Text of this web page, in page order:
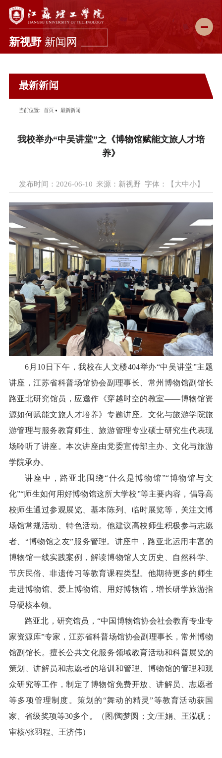
学校要闻
综合新闻
媒体理工
图说校园
理工影像
校报在线
融媒矩阵
学校主页 宣传部主页
最新新闻
当前位置： 首页 最新新闻
我校举办“中吴讲堂”之《博物馆赋能文旅人才培
养》
发布时间：2026-06-10 来源：新视野 字体：【 大中小】
6月10日下午，我校在人文楼404举办“中吴讲堂”主题
讲座，江苏省科普场馆协会副理事长、常州博物馆副馆长
路亚北研究馆员，应邀作《穿越时空的教室——博物馆资
源如何赋能文旅人才培养》专题讲座。文化与旅游学院旅
游管理与服务教育师生、旅游管理专业硕士研究生代表现
场聆听了讲座。本次讲座由党委宣传部主办、文化与旅游
学院承办。
讲座中，路亚北围绕“什么是博物馆”“博物馆与文
化”“师生如何用好博物馆这所大学校”等主要内容，倡导高
校师生通过参观展览、基本陈列、临时展览等，关注文博
场馆常规活动、特色活动。他建议高校师生积极参与志愿
者、“博物馆之友”服务管理。讲座中，路亚北运用丰富的
博物馆一线实践案例，解读博物馆人文历史、自然科学、
节庆民俗、非遗传习等教育课程类型。他期待更多的师生
走进博物馆、爱上博物馆、用好博物馆，增长研学旅游指
导硬核本领。
路亚北，研究馆员，“中国博物馆协会社会教育专业专
家资源库”专家，江苏省科普场馆协会副理事长，常州博物
馆副馆长。擅长公共文化服务领域教育活动和科普展览的
策划、讲解员和志愿者的培训和管理、博物馆的管理和观
众研究等工作，制定了博物馆免费开放、讲解员、志愿者
等多项管理制度。策划的“舞动的精灵”等教育活动获国
家、省级奖项等30多个。（图/陶梦圆；文/王娟、王泓砚；
审核/张羽程、王济伟）